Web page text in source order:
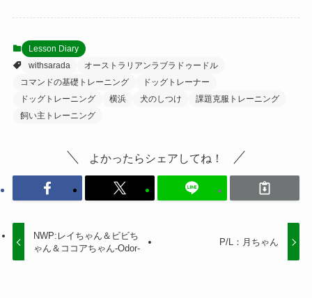
Lesson Diary
withsarada
オーストラリアンラブラドゥードル
コマンドの基礎トレーニング
ドッグトレーナー
ドッグトレーニング
横浜 犬のしつけ
課題克服トレーニング
飼い主トレーニング
よかったらシェアしてね！
NWP:レイちゃん＆ビビち
ゃん＆ココアちゃん-Odor-
P/L：月ちゃん